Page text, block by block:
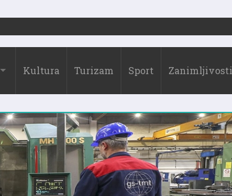
Kultura Turizam Sport Zanimljivosti